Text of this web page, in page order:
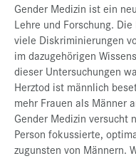
Presse
Jobs
Kontakt
Datenschutz
Service-Links
Gender Medizin ist ein
Lehre und Forschung.
viele Diskriminierungen
im dazugehörigen
dieser Untersuchungen
Herztod ist männlich
mehr Frauen als Männer
Gender Medizin versucht
Person fokussierte,
zugunsten von Männern.